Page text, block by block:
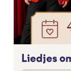
Liedjes